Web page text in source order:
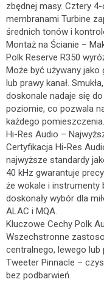
zbędnej masy. Cztery
membranami Turbine
średnich tonów i
Montaż na Ścianie –
Polk Reserve R350
Może być używany jako
lub prawy kanał.
doskonale nadaje się
poziomie, co pozwala
każdego pomieszczenia.
Hi-Res Audio –
Certyfikacja Hi-Res
najwyższe standardy
40 kHz gwarantuje
że wokale i instrumenty
doskonały wybór dla
ALAC i MQA.
Kluczowe Cechy Polk
Wszechstronne
centralnego, lewego lub
Tweeter Pinnacle –
bez podbarwień.